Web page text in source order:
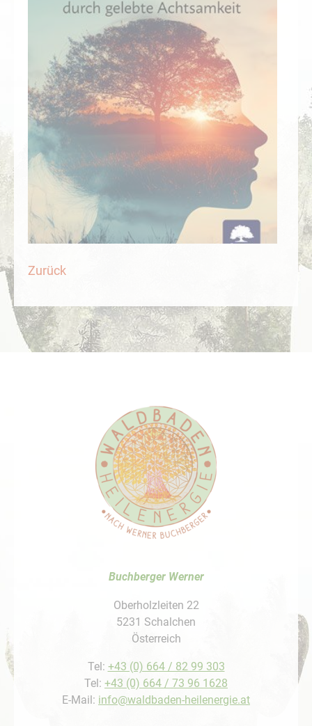
Zurück
Buchberger Werner
Oberholzleiten 22
5231 Schalchen
Österreich
Tel: +43 (0) 664 / 82 99 303
Tel: +43 (0) 664 / 73 96 1628
E-Mail: info@waldbaden-heilenergie.at